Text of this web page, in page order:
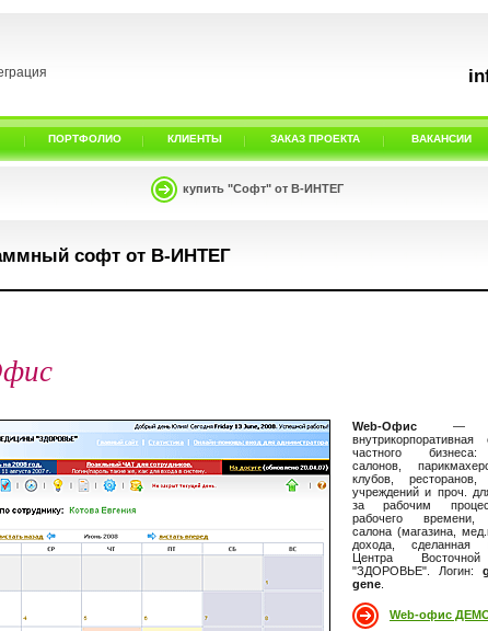
ПОРТФОЛИО КЛИЕНТЫ ЗАКАЗ ПРОЕКТА ВАКАНСИИ
купить "Софт" от В-ИНТЕГ
софт от В-ИНТЕГ
Web-Офис —
частного бизнеса:
салонов,
клубов, ресторанов,
учреждений и проч.
за рабочим
рабочего времени,
салона (магазина,
дохода, сделанная
Центра
"ЗДОРОВЬЕ". Логин:
gene
Web-офис